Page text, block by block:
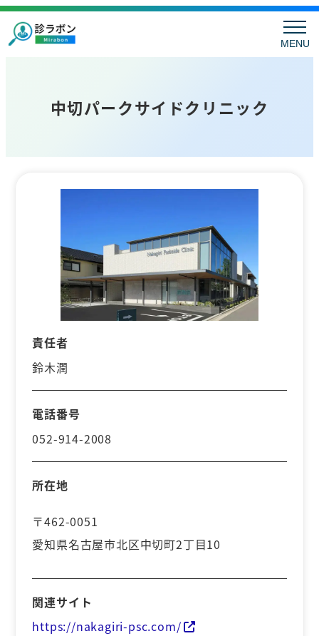
MENU
中切パークサイドクリニック
責任者
鈴木潤
電話番号
052-914-2008
所在地
〒462-0051
愛知県名古屋市北区中切町2丁目10
関連サイト
https://nakagiri-psc.com/